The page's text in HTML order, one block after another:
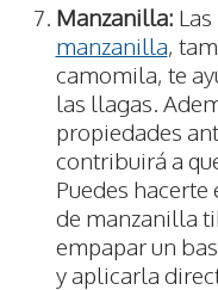
Manzanilla:
manzanilla,
camomila, te
las llagas.
propiedades
contribuirá a
Puedes
de manzanilla
empapar un
y aplicarla